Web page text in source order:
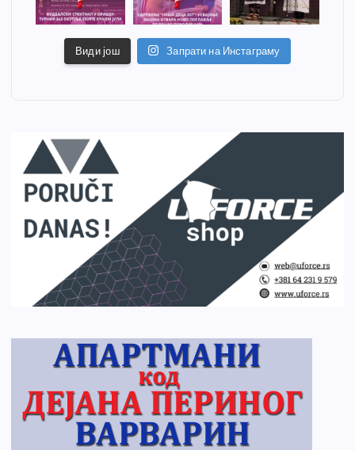
Види још Запрати на Инстаграму